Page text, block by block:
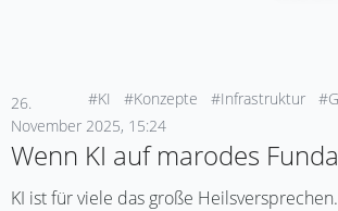
#KI #Konzepte #Infrastruktur
26.
November 2025, 15:24
Wenn KI auf marodes
KI ist für viele das große